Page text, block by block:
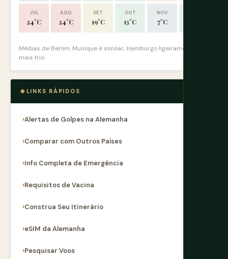
JUL
24°C
AGO
24°C
SET
19°C
OUT
13°C
NOV
7°C
Médias de Berlim. Munique é similar; Hamburgo ligeiramente
mais frio.
LINKS RÁPIDOS
Alertas de Golpes na Alemanha
Comparar com Outros Países
Info Completa de Emergência
Requisitos de Vacina
Construa Seu Itinerário
eSIM da Alemanha
Pesquisar Voos